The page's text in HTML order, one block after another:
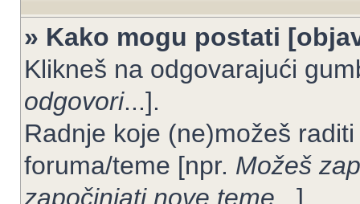
» Kako mogu postati
Klikneš na odgovarajući
odgovori...].
Radnje koje (ne)možeš
foruma/teme [npr. Možeš
započinjati nove teme ...].